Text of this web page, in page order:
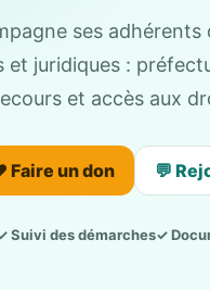
ses
juridiques :
et accès aux
Faire un don 💬
Suivi des démarches✓